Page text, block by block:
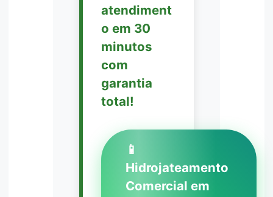
atendiment
o em 30
minutos
com
garantia
total!
📱
Hidrojateamento
Comercial em